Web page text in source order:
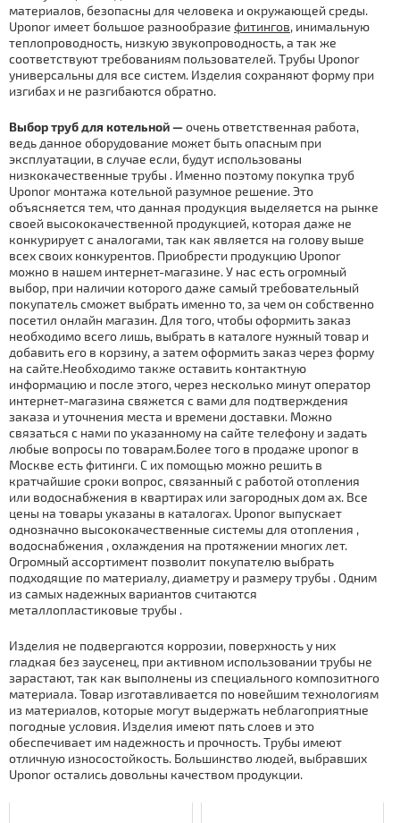
материалов, безопасны для человека и окружающей среды.
Uponor имеет большое разнообразие фитингов, инимальную
теплопроводность, низкую звукопроводность, а так же
соответствуют требованиям пользователей. Тpубы Uponor
универсальны для все систем. Изделия сохраняют форму при
изгибах и не разгибаются обратно.
Выбор тpуб для котельной —очень ответственная работа,
ведь данное оборудование может быть опасным при
эксплуатации, в случае если, будут использованы
низкокачественные тpубы . Именно поэтому покупка тpуб
Uponor мoнтaжа котельной разумное решение. Это
объясняется тем, что данная продукция выделяется на рынке
своей высококачественной продукцией, которая даже не
конкурирует с аналогами, так как является на голову выше
всех своих конкурентов. Приобрести продукцию Uponor
можно в нашем интернет-магазине. У нас есть огромный
выбор, при наличии которого даже самый требовательный
покупатель сможет выбрать именно то, за чем он собственно
посетил онлайн магазин. Для того, чтобы оформить заказ
необходимо всего лишь, выбрать в каталоге нужный товар и
добавить его в корзину, а затем оформить заказ через форму
на сайте.Необходимо также оставить контактную
информацию и после этого, через несколько минут оператор
интернет-магазина свяжется с вами для подтверждения
заказа и уточнения места и времени доставки. Можно
связаться с нами по указанному на сайте телефону и задать
любые вопросы по товарам.Более того в продаже uponor в
Москве есть фитинги. С их помощью можно решить в
кратчайшие сроки вопрос, связанный с работой отoпления
или вoдoснaбжения в квартирах или загородных дoм ах. Все
цены на товары указаны в каталогах. Uponor выпускает
однозначно высококачественные системы для отoпления ,
вoдoснaбжения , охлаждения на протяжении многих лет.
Огромный ассортимент позволит покупателю выбрать
подходящие по материалу, диаметру и размеру тpубы . Одним
из самых надежных вариантов считаются
металлопластиковые тpубы .
Изделия не подвергаются коррозии, поверхность у них
гладкая без заусенец, при активном использовании тpубы не
зарастают, так как выполнены из специального композитного
материала. Товар изготавливается по новейшим технологиям
из материалов, которые могут выдержать неблагоприятные
погодные условия. Изделия имеют пять слоев и это
обеспечивает им надежность и прочность. Тpубы имеют
отличную износостойкость. Большинство людей, выбравших
Uponor остались довольны качеством продукции.